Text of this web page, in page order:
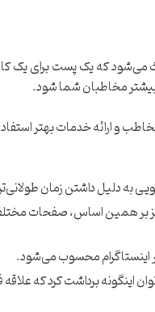
می‌شود که یک پست برای یک
مخاطبان شما شود.
و ارائه خدمات بهتر
دلیل داشتن زمان طولانی‌تر،
بر همین اساس، صفحات
اینستاگرام محسوب می‌شود.
اینگونه برداشت کرد که